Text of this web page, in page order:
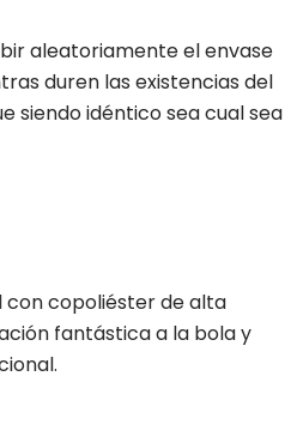
aleatoriamente el envase
duren las existencias del
siendo idéntico sea cual sea
copoliéster de alta
fantástica a la bola y